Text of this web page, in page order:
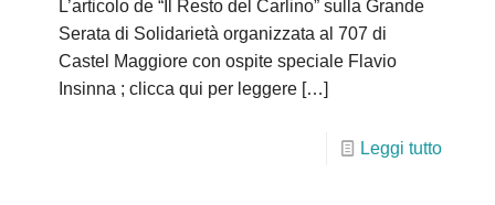
L’articolo de “Il Resto del Carlino” sulla Grande
Serata di Solidarietà organizzata al 707 di
Castel Maggiore con ospite speciale Flavio
Insinna ; clicca qui per leggere […]
Leggi tutto